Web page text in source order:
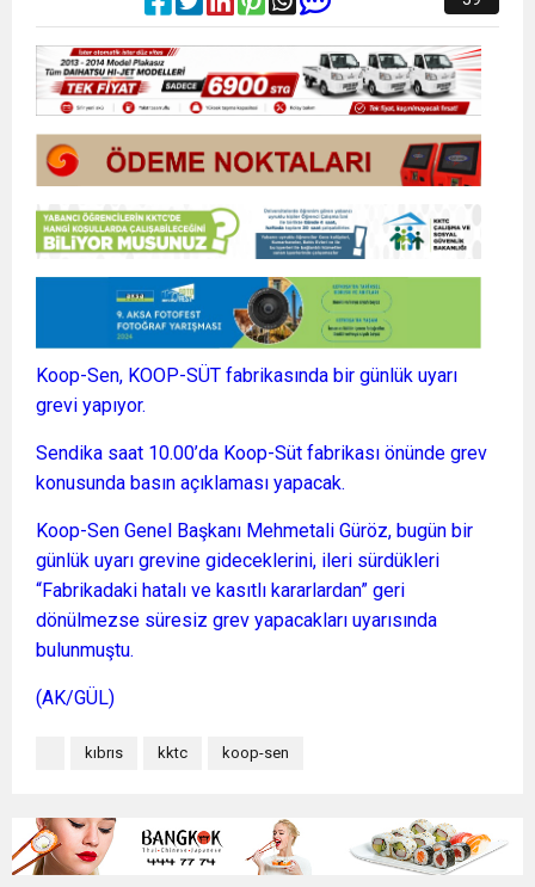
Koop-Sen, KOOP-SÜT fabrikasında bir günlük uyarı
grevi yapıyor.
Sendika saat 10.00’da Koop-Süt fabrikası önünde grev
konusunda basın açıklaması yapacak.
Koop-Sen Genel Başkanı Mehmetali Güröz, bugün bir
günlük uyarı grevine gideceklerini, ileri sürdükleri
“Fabrikadaki hatalı ve kasıtlı kararlardan” geri
dönülmezse süresiz grev yapacakları uyarısında
bulunmuştu.
(AK/GÜL)
kıbrıs kktc koop-sen